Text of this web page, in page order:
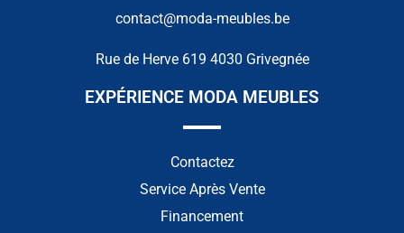
contact@moda-meubles.be
Rue de Herve 619 4030 Grivegnée
EXPÉRIENCE MODA MEUBLES
Contactez
Service Après Vente
Financement